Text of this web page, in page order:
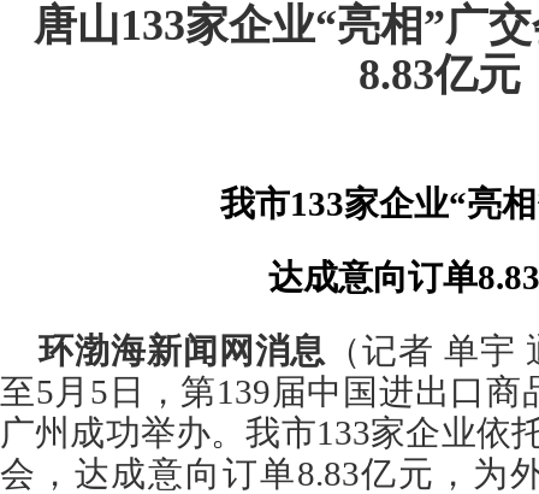
唐山133家企业“亮相”广
8.83亿元
我市133家企业“亮
达成意向订单
环渤海新闻网消息 （记者 单宇
至5月5日，第139届中国进出口
广州成功举办。我市133家企业依
会，达成意向订单8.83亿元，为